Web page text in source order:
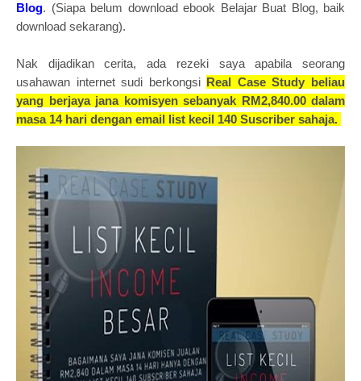
Blog. (Siapa belum download ebook Belajar Buat Blog, baik
download sekarang).
Nak dijadikan cerita, ada rezeki saya apabila seorang
usahawan internet sudi berkongsi Real Case Study beliau
yang berjaya jana komisyen sebanyak RM2,840.00 dalam
masa 14 hari dengan email list kecil 140 Suscriber sahaja.